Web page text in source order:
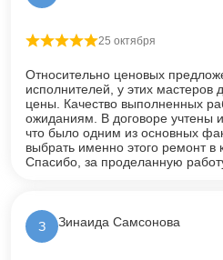
Оценка5из 5
25 октября
Относительно ценовых
исполнителей, у этих мастеров
цены. Качество выполненных
ожиданиям. В договоре учтены
что было одним из основных
выбрать именно этого ремонт в
Спасибо, за проделанную
З Зинаида Самсонова